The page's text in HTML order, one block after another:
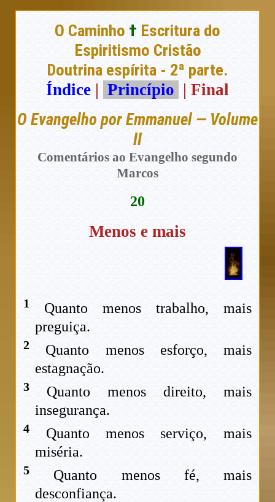
O Caminho † Escritura do
Espiritismo Cristão
Doutrina espírita - 2ª parte.
Índice | Princípio | Final
O Evangelho por Emmanuel — Volume
II
Comentários ao Evangelho segundo
Marcos
20
Menos e mais
1
Quanto menos trabalho, mais
preguiça.
2 Quanto menos esforço, mais
estagnação.
3 Quanto menos direito, mais
insegurança.
4 Quanto menos serviço, mais
miséria.
5 Quanto menos fé, mais
desconfiança.